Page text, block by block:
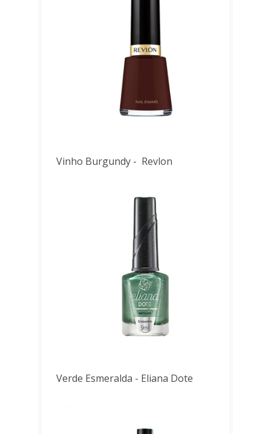
Vinho Burgundy - Revlon
Verde Esmeralda - Eliana Dote